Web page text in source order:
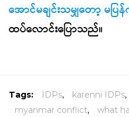
အောင်မချင်းသမျှတော့ မပြ
ထပ်လောင်းပြောသည်။
Tags: IDPs, karenni IDPs,
myanmar conflict, what